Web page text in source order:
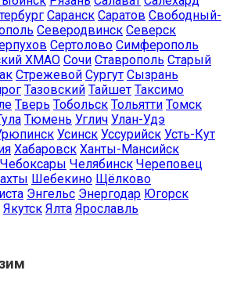
Саранск Саратов Свободный-
Северодвинск Северск
Сертолово Симферополь
ХМАО Сочи Ставрополь Старый
Стрежевой Сургут Сызрань
Тазовский Тайшет Таксимо
Тверь Тобольск Тольятти Томск
Тюмень Углич Улан-Удэ
Усинск Уссурийск Усть-Кут
Хабаровск Ханты-Мансийск
Чебоксары Челябинск Череповец
Шебекино Щёлково
Энгельс Энергодар Югорск
Якутск Ялта Ярославль